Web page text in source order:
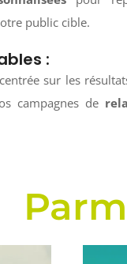
public cible.
:
sur les
campagnes de